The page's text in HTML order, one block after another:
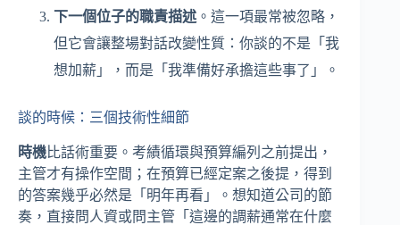
下一個位子的職責描述 。這一項最常被忽略，
但它會讓整場對話改變性質：你談的不是「我
想加薪」，而是「我準備好承擔這些事了」。
談的時候：三個技術性細節
時機比話術重要。考績循環與預算編列之前提出，
主管才有操作空間；在預算已經定案之後提，得到
的答案幾乎必然是「明年再看」。想知道公司的節
奏，直接問人資或問主管「這邊的調薪通常在什麼